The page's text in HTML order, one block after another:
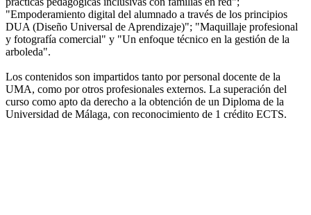
"Empoderamiento digital del alumnado a través de los principios
DUA (Diseño Universal de Aprendizaje)"; "Maquillaje profesional
y fotografía comercial" y "Un enfoque técnico en la gestión de la
arboleda".
Los contenidos son impartidos tanto por personal docente de la
UMA, como por otros profesionales externos. La superación del
curso como apto da derecho a la obtención de un Diploma de la
Universidad de Málaga, con reconocimiento de 1 crédito ECTS.